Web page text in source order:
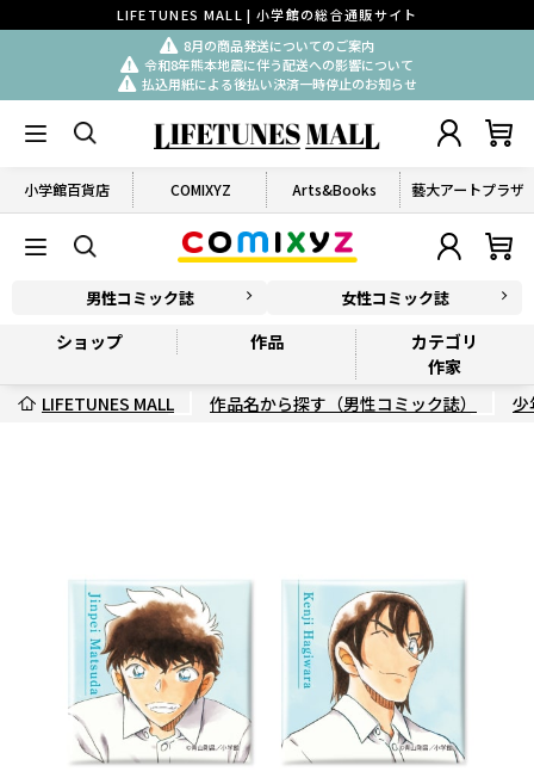
LIFETUNES MALL | 小学館の総合通販サイト
8月の商品発送についてのご案内
令和8年熊本地震に伴う配送への影響について
払込用紙による後払い決済一時停止のお知らせ
小学館百貨店 COMIXYZ Arts&Books 藝大アートプラザ
男性コミック誌 女性コミック誌
ショップ 作品
カテゴリ
作家
LIFETUNES MALL
作品名から探す（男性コミック誌） 少